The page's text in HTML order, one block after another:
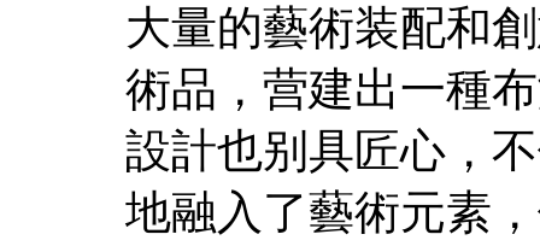
大量的藝術装配和
術品，营建出一種
設計也别具匠心，
地融入了藝術元素